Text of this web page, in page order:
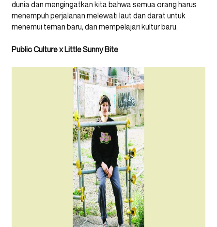
dunia dan mengingatkan kita bahwa semua orang harus
menempuh perjalanan melewati laut dan darat untuk
menemui teman baru, dan mempelajari kultur baru.
Public Culture x Little Sunny Bite